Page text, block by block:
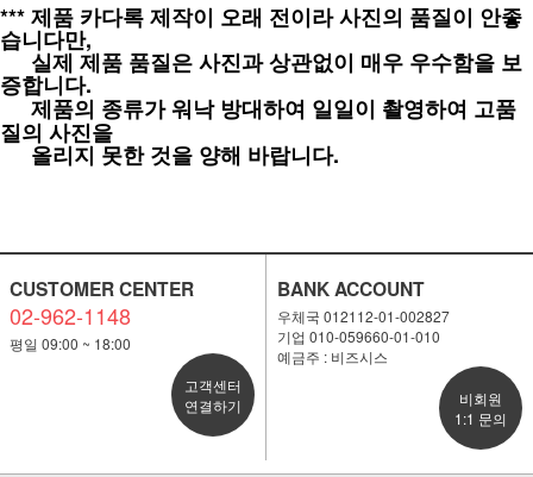
*** 제품 카다록 제작이 오래 전이라 사진의 품질이 안좋
습니다만,
*** 실제 제품 품질은 사진과 상관없이 매우 우수함을 보
증합니다.
제품의 종류가 워낙 방대하여 일일이 촬영하여 고품
질의 사진을
*** 올리지 못한 것을 양해 바랍니다.
CUSTOMER CENTER
02-962-1148
평일 09:00 ~ 18:00
고객센터
연결하기
BANK ACCOUNT
우체국 012112-01-002827
기업 010-059660-01-010
예금주 : 비즈시스
비회원
1:1 문의